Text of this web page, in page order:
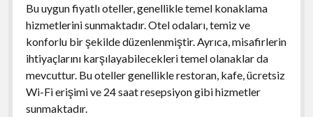
Bu uygun fiyatlı oteller, genellikle temel konaklama
hizmetlerini sunmaktadır. Otel odaları, temiz ve
konforlu bir şekilde düzenlenmiştir. Ayrıca, misafirlerin
ihtiyaçlarını karşılayabilecekleri temel olanaklar da
mevcuttur. Bu oteller genellikle restoran, kafe, ücretsiz
Wi-Fi erişimi ve 24 saat resepsiyon gibi hizmetler
sunmaktadır.